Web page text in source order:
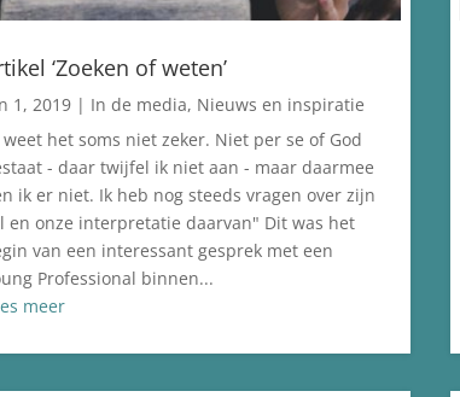
‘Zoeken of weten’
1, 2019 | In de media, Nieuws en inspiratie
weet het soms niet zeker. Niet per se of God
- daar twijfel ik niet aan - maar daarmee
ik er niet. Ik heb nog steeds vragen over zijn
en onze interpretatie daarvan" Dit was het
van een interessant gesprek met een
Professional binnen...
meer